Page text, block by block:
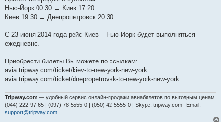
Нью-Йорк 00:30 → Киев 17:20
Киев 19:30 → Днепропетровск 20:30
С 23 июня 2014 года рейс Киев – Нью-Йорк будет выполняться
ежедневно.
Приобрести билеты Вы можете по ссылкам:
avia.tripway.com/ticket/kiev-to-new-york-new-york
avia.tripway.com/ticket/dnepropetrovsk-to-new-york-new-york
Tripway.com — удобный сервис онлайн-продажи авиабилетов по выгодным ценам.
(044) 222-97-65 | (097) 78-5555-0 | (050) 42-5555-0 | Skype: tripway.com | Email:
support@tripway.com